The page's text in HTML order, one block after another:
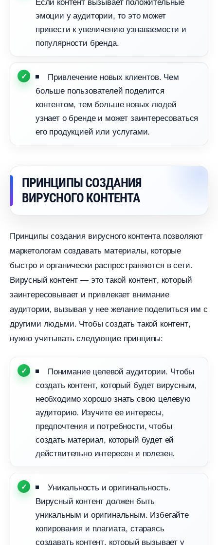
эмоции у аудитории, то это может
привести к увеличению узнаваемости и
популярности бренда.
Привлечение новых клиентов. Чем
ольше пользователей поделится
контентом, тем больше новых людей
узнает о бренде и может заинтересоваться
его продукцией или услугами.
ПРИНЦИПЫ СОЗДАНИЯ
ИРУСНОГО КОНТЕНТА
Принципы создания вирусного контента позволяют
маркетологам создавать материалы, которые
ыстро и органически распространяются в сети.
ирусный контент — это такой контент, который
заинтересовывает и привлекает внимание
аудитории, вызывая у нее желание поделиться им с
другими людьми. Чтобы создать такой контент,
нужно учитывать следующие принципы:
Понимание целевой аудитории. Чтобы
создать контент, который будет вирусным,
необходимо хорошо знать свою целевую
аудиторию. Изучите ее интересы,
предпочтения и потребности, чтобы
создать материал, который будет ей
действительно интересен и полезен.
Уникальность и оригинальность.
ирусный контент должен быть
уникальным и оригинальным. Избегайте
копирования и плагиата, стараясь
создавать контент, который вызывает у